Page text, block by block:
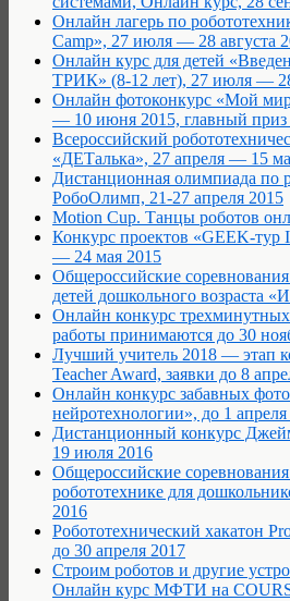
Онлайн лагерь по
Camp», 27 июля — 28 августа
Онлайн курс для детей
ТРИК» (8-12 лет), 27 июля — 28
Онлайн фотоконкурс «Мой
— 10 июня 2015, главный приз
Всероссийский
«ДЕТалька», 27 апреля — 15
Дистанционная олимпиада по
РобоОлимп, 21-27 апреля 2015
Motion Cup. Танцы роботов
Конкурс проектов «GEEK-тур
— 24 мая 2015
Общероссийские
детей дошкольного возраста
Онлайн конкурс
работы принимаются до 30
Лучший учитель 2018 — этап
Teacher Award, заявки до 8
Онлайн конкурс забавных
нейротехнологии», до 1
Дистанционный конкурс
19 июля 2016
Общероссийские соревнования
робототехнике для
2016
Робототехнический хакатон
до 30 апреля 2017
Строим роботов и другие
Онлайн курс МФТИ на